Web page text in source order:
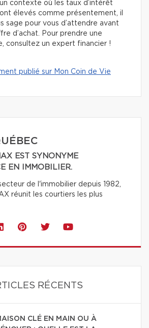
un contexte où les taux d’intérêt
élevés comme présentement, il
sage pour vous d’attendre avant
d’achat. Pour prendre une
consultez un expert financier !
publié sur Mon Coin de Vie
EST SYNONYME
EN IMMOBILIER.
de l'immobilier depuis 1982,
réunit les courtiers les plus
RÉCENTS
CLÉ EN MAIN OU À